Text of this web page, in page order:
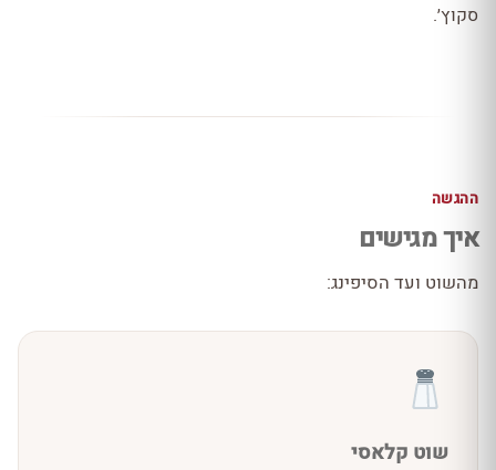
סקוץ׳.
ההגשה
איך מגישים
מהשוט ועד הסיפינג:
שוט קלאסי